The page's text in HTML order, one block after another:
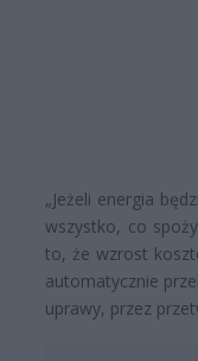
„Jeżeli energia
wszystko, co
to, że wzrost
automatycznie
uprawy, przez